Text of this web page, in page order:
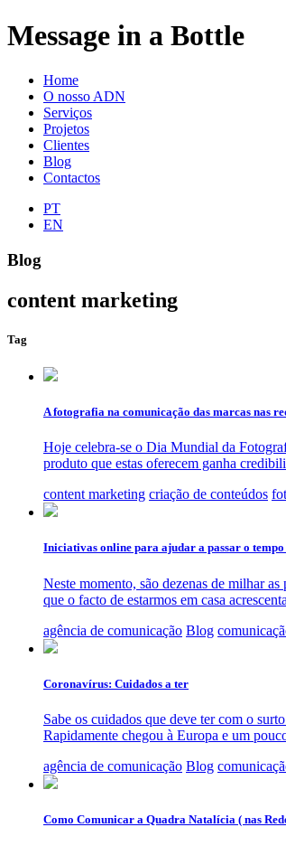
Message in a Bottle
Home
O nosso ADN
Serviços
Projetos
Clientes
Blog
Contactos
PT
EN
Blog
content marketing
Tag
A fotografia na comunicação das marcas nas
Hoje celebra-se o Dia Mundial da
produto que estas oferecem ganha
content marketing criação de conteúdos
Iniciativas online para ajudar a passar o
Neste momento, são dezenas de milhar
que o facto de estarmos em casa
agência de comunicação Blog
Coronavírus: Cuidados a ter
Sabe os cuidados que deve ter com o
Rapidamente chegou à Europa e um
agência de comunicação Blog
Como Comunicar a Quadra Natalícia ( nas